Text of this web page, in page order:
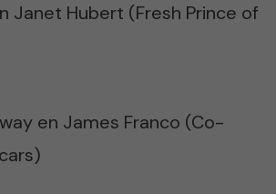
Janet Hubert (Fresh Prince of
en James Franco (Co-